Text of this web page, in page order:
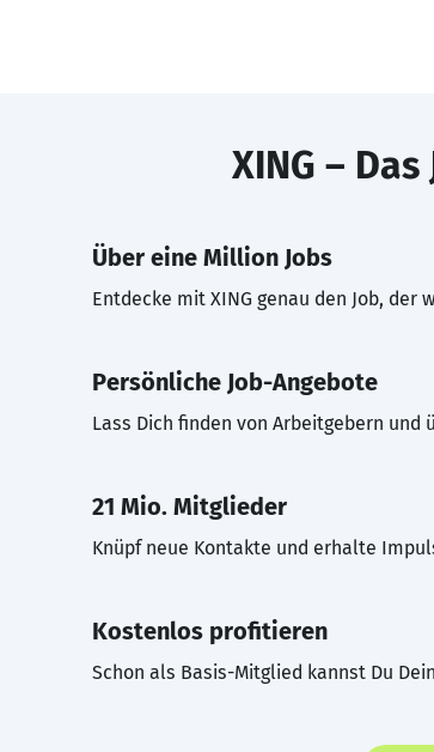
XING –
Über eine Million Jobs
Entdecke mit XING genau den Job, der
Persönliche Job-Angebote
Lass Dich finden von Arbeitgebern und
21 Mio. Mitglieder
Knüpf neue Kontakte und erhalte
Kostenlos profitieren
Schon als Basis-Mitglied kannst Du